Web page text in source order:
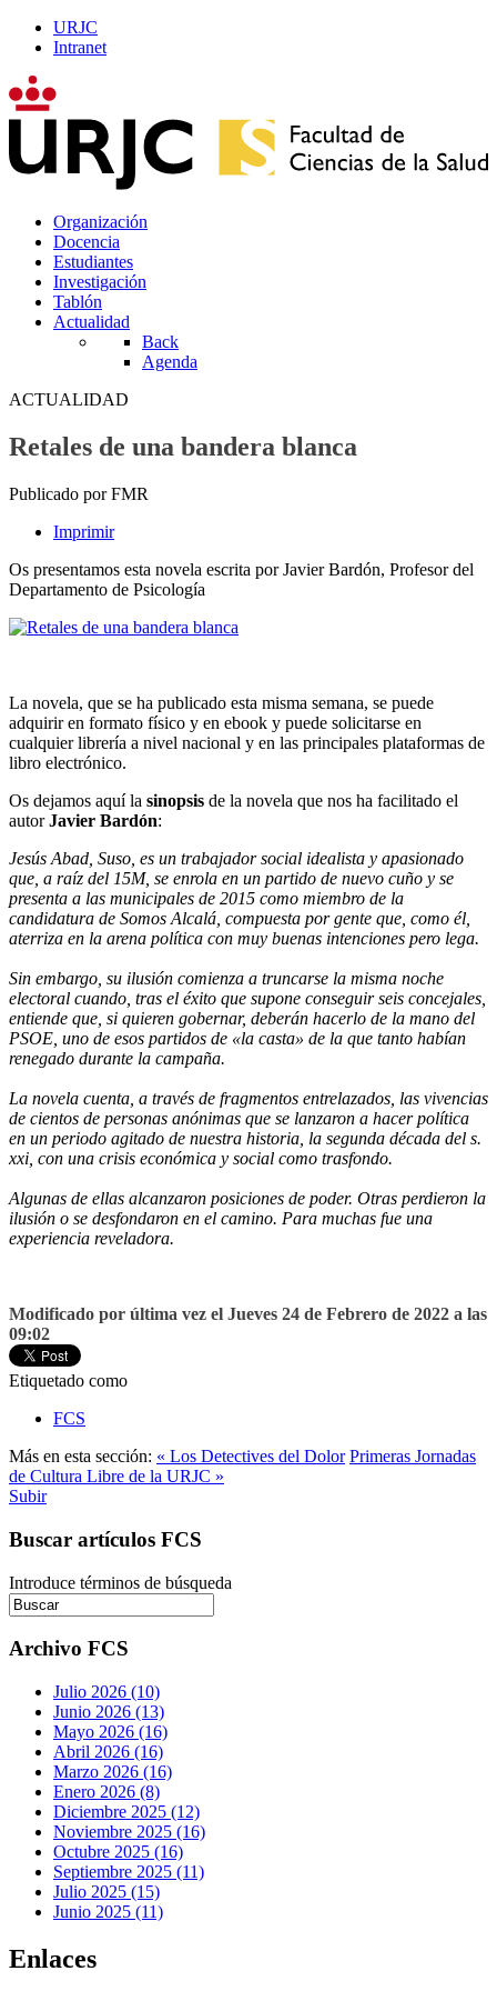
URJC
Intranet
Organización
Docencia
Estudiantes
Investigación
Tablón
Actualidad
Back
Agenda
ACTUALIDAD
Retales de una bandera blanca
Publicado por FMR
Imprimir
Os presentamos esta novela escrita por Javier Bardón, Profesor del
Departamento de Psicología
La novela, que se ha publicado esta misma semana, se puede
adquirir en formato físico y en ebook y puede solicitarse en
cualquier librería a nivel nacional y en las principales plataformas de
libro electrónico.
Os dejamos aquí la sinopsis de la novela que nos ha facilitado el
autorJavier Bardón:
Jesús Abad, Suso, es un trabajador social idealista y apasionado
que, a raíz del 15M, se enrola en un partido de nuevo cuño y se
presenta a las municipales de 2015 como miembro de la
candidatura de Somos Alcalá, compuesta por gente que, como él,
aterriza en la arena política con muy buenas intenciones pero lega.
Sin embargo, su ilusión comienza a truncarse la misma noche
electoral cuando, tras el éxito que supone conseguir seis concejales,
entiende que, si quieren gobernar, deberán hacerlo de la mano del
PSOE, uno de esos partidos de «la casta» de la que tanto habían
renegado durante la campaña.
La novela cuenta, a través de fragmentos entrelazados, las vivencias
de cientos de personas anónimas que se lanzaron a hacer política
en un periodo agitado de nuestra historia, la segunda década del s.
xxi, con una crisis económica y social como trasfondo.
Algunas de ellas alcanzaron posiciones de poder. Otras perdieron la
ilusión o se desfondaron en el camino. Para muchas fue una
experiencia reveladora.
Modificado por última vez el Jueves 24 de Febrero de 2022 a las
09:02
Etiquetado como
FCS
Más en esta sección: « Los Detectives del Dolor Primeras Jornadas
de Cultura Libre de la URJC »
Subir
Buscar artículos FCS
Introduce términos de búsqueda
Archivo FCS
Julio 2026 (10)
Junio 2026 (13)
Mayo 2026 (16)
Abril 2026 (16)
Marzo 2026 (16)
Enero 2026 (8)
Diciembre 2025 (12)
Noviembre 2025 (16)
Octubre 2025 (16)
Septiembre 2025 (11)
Julio 2025 (15)
Junio 2025 (11)
Enlaces